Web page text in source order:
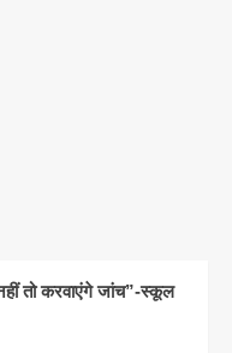
तो करवाएंगे जांच”-स्कूल